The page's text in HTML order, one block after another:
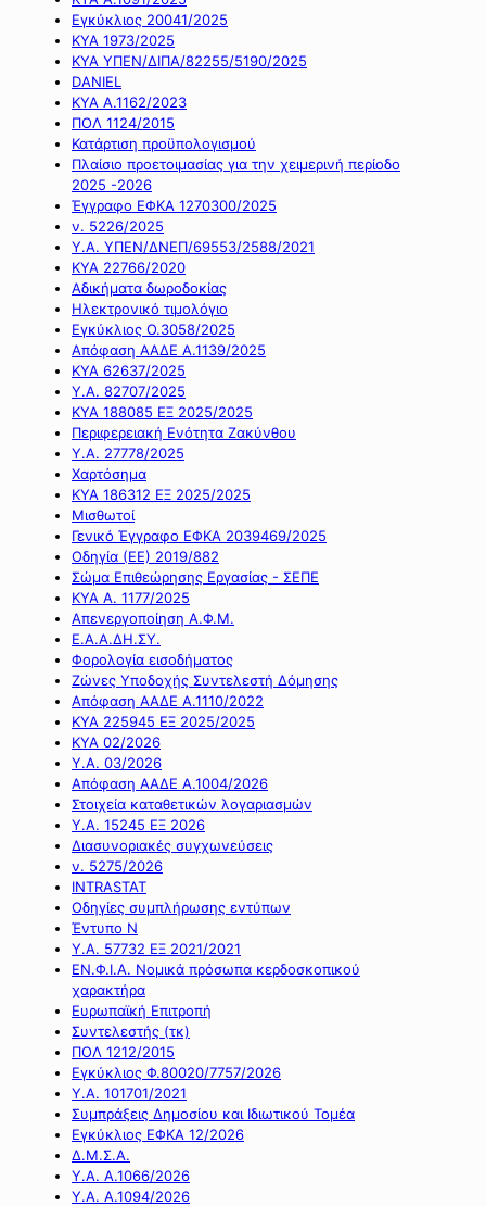
Εγκύκλιος 20041/2025
ΚΥΑ 1973/2025
ΚΥΑ ΥΠΕΝ/ΔΙΠΑ/82255/5190/2025
DANIEL
ΚΥΑ Α.1162/2023
ΠΟΛ 1124/2015
Κατάρτιση προϋπολογισμού
Πλαίσιο προετοιμασίας για την χειμερινή περίοδο
2025 -2026
Έγγραφο ΕΦΚΑ 1270300/2025
ν. 5226/2025
Υ.Α. ΥΠΕΝ/ΔΝΕΠ/69553/2588/2021
ΚΥΑ 22766/2020
Αδικήματα δωροδοκίας
Ηλεκτρονικό τιμολόγιο
Εγκύκλιος Ο.3058/2025
Απόφαση ΑΑΔΕ Α.1139/2025
ΚΥΑ 62637/2025
Υ.Α. 82707/2025
ΚΥΑ 188085 ΕΞ 2025/2025
Περιφερειακή Ενότητα Ζακύνθου
Υ.Α. 27778/2025
Χαρτόσημα
ΚΥΑ 186312 ΕΞ 2025/2025
Μισθωτοί
Γενικό Έγγραφο ΕΦΚΑ 2039469/2025
Οδηγία (ΕΕ) 2019/882
Σώμα Επιθεώρησης Εργασίας - ΣΕΠΕ
ΚΥΑ Α. 1177/2025
Απενεργοποίηση Α.Φ.Μ.
Ε.Α.Α.ΔΗ.ΣΥ.
Φορολογία εισοδήματος
Ζώνες Υποδοχής Συντελεστή Δόμησης
Απόφαση ΑΑΔΕ Α.1110/2022
ΚΥΑ 225945 ΕΞ 2025/2025
ΚΥΑ 02/2026
Υ.Α. 03/2026
Απόφαση ΑΑΔΕ Α.1004/2026
Στοιχεία καταθετικών λογαριασμών
Υ.Α. 15245 ΕΞ 2026
Διασυνοριακές συγχωνεύσεις
ν. 5275/2026
INTRASTAT
Οδηγίες συμπλήρωσης εντύπων
Έντυπο Ν
Υ.Α. 57732 ΕΞ 2021/2021
ΕΝ.Φ.Ι.Α. Νομικά πρόσωπα κερδοσκοπικού
χαρακτήρα
Ευρωπαϊκή Επιτροπή
Συντελεστής (τκ)
ΠΟΛ 1212/2015
Εγκύκλιος Φ.80020/7757/2026
Υ.Α. 101701/2021
Συμπράξεις Δημοσίου και Ιδιωτικού Τομέα
Εγκύκλιος ΕΦΚΑ 12/2026
Δ.Μ.Σ.Α.
Υ.Α. Α.1066/2026
Υ.Α. Α.1094/2026